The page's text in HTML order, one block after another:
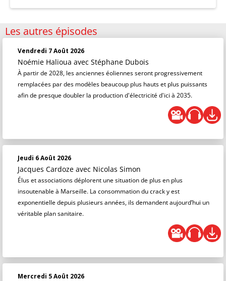
Les autres épisodes
Vendredi 7 Août 2026
Noémie Halioua avec Stéphane Dubois
À partir de 2028, les anciennes éoliennes seront progressivement
remplacées par des modèles beaucoup plus hauts et plus puissants
afin de presque doubler la production d'électricité d'ici à 2035.
Jeudi 6 Août 2026
Jacques Cardoze avec Nicolas Simon
Élus et associations déplorent une situation de plus en plus
insoutenable à Marseille. La consommation du crack y est
exponentielle depuis plusieurs années, ils demandent aujourd’hui un
véritable plan sanitaire.
Mercredi 5 Août 2026